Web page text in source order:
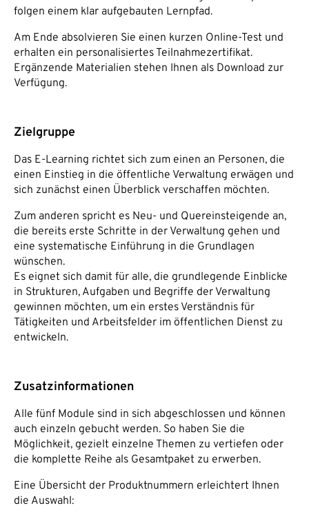
folgen einem klar aufgebauten Lernpfad.
Am Ende absolvieren Sie einen kurzen Online-Test und
erhalten ein personalisiertes Teilnahmezertifikat.
Ergänzende Materialien stehen Ihnen als Download zur
Verfügung.
Zielgruppe
Das E-Learning richtet sich zum einen an Personen, die
einen Einstieg in die öffentliche Verwaltung erwägen und
sich zunächst einen Überblick verschaffen möchten.
Zum anderen spricht es Neu- und Quereinsteigende an,
die bereits erste Schritte in der Verwaltung gehen und
eine systematische Einführung in die Grundlagen
wünschen.
Es eignet sich damit für alle, die grundlegende Einblicke
in Strukturen, Aufgaben und Begriffe der Verwaltung
gewinnen möchten, um ein erstes Verständnis für
Tätigkeiten und Arbeitsfelder im öffentlichen Dienst zu
entwickeln.
Zusatzinformationen
Alle fünf Module sind in sich abgeschlossen und können
auch einzeln gebucht werden. So haben Sie die
Möglichkeit, gezielt einzelne Themen zu vertiefen oder
die komplette Reihe als Gesamtpaket zu erwerben.
Eine Übersicht der Produktnummern erleichtert Ihnen
die Auswahl: